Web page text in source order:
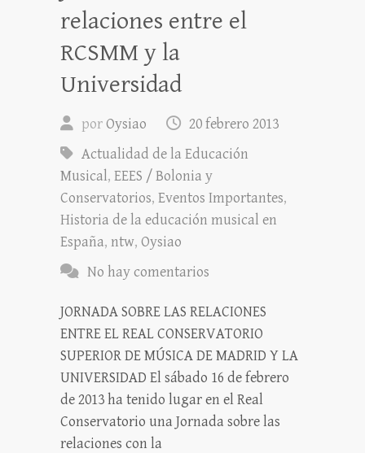
relaciones entre el
RCSMM y la
Universidad
porOysiao
20 febrero 2013
Actualidad de la Educación
Musical, EEES / Bolonia y
Conservatorios, Eventos Importantes,
Historia de la educación musical en
España, ntw, Oysiao
No hay comentarios
JORNADA SOBRE LAS RELACIONES
ENTRE EL REAL CONSERVATORIO
SUPERIOR DE MÚSICA DE MADRID Y LA
UNIVERSIDAD El sábado 16 de febrero
de 2013 ha tenido lugar en el Real
Conservatorio una Jornada sobre las
relaciones con la